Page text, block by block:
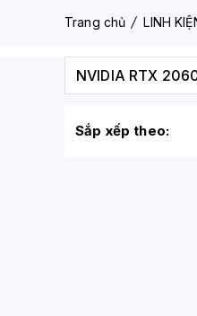
Trang chủ LINH
NVIDIA RTX
Sắp xếp theo: